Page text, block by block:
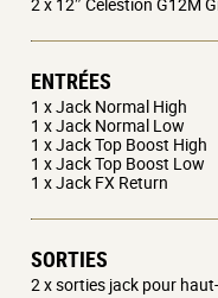
2 x 12″ Celestion G12M
ENTRÉES
1 x Jack Normal High
1 x Jack Normal Low
1 x Jack Top Boost High
1 x Jack Top Boost Low
1 x Jack FX Return
SORTIES
2 x sorties jack pour